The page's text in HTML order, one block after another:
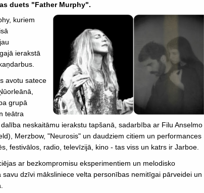
duets "Father Murphy".
kuriem
ierakstā
avotu satece
grupā
teātra
neskaitāmu ierakstu tapšanā, sadarbība ar Filu Anselmo
Merzbow, "Neurosis" un daudziem citiem un performances
festivālos, radio, televīzijā, kino - tas viss un katrs ir Jarboe.
ar bezkompromisu eksperimentiem un melodisko
dzīvi māksliniece velta personības nemitīgai pārveidei un